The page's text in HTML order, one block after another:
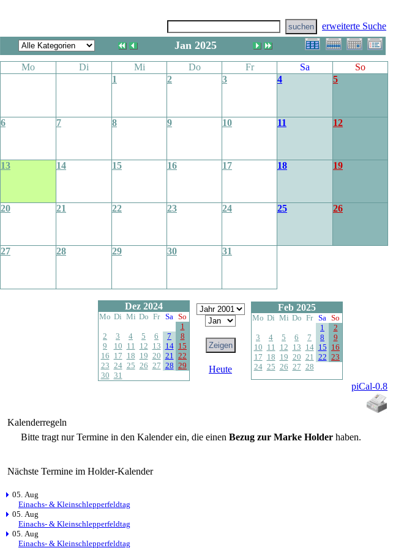
erweiterte Suche
Jan 2025
Mo Di Mi Do Fr Sa
So
1
2 3 4 5
6 7 8 9 10 11 12
13 14 15 16 17 18 19
20 21 22 23 24 25 26
27 28 29 30 31
Dez 2024
Mo Di Mi Do Fr Sa So
1
2
3 4 5 6 7
8
9
10 11 12 13 14 15
16 17 18 19 20 21 22
23 24 25 26 27 28 29
30 31
Heute
Feb 2025
Mo Di Mi Do Fr Sa So
1
2
3
4 5 6 7 8
9
10 11 12 13 14 15 16
17 18 19 20 21 22 23
24 25 26 27 28
piCal-0.8
Kalenderregeln
Bitte tragt nur Termine in den Kalender ein, die einen Bezug zur Marke Holderhaben.
Nächste Termine im Holder-Kalender
05. Aug
Einachs- & Kleinschlepperfeldtag
05. Aug
Einachs- & Kleinschlepperfeldtag
05. Aug
Einachs- & Kleinschlepperfeldtag